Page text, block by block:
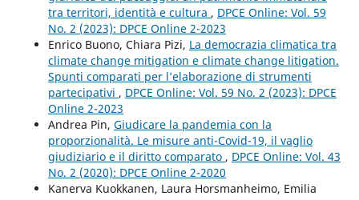
tra territori, identità e cultura , DPCE Online: Vol. 59
No. 2 (2023): DPCE Online 2-2023
Enrico Buono, Chiara Pizi, La democrazia climatica tra
climate change mitigation e climate change litigation.
Spunti comparati per l’elaborazione di strumenti
partecipativi , DPCE Online: Vol. 59 No. 2 (2023): DPCE
Online 2-2023
Andrea Pin, Giudicare la pandemia con la
proporzionalità. Le misure anti-Covid-19, il vaglio
giudiziario e il diritto comparato , DPCE Online: Vol. 43
No. 2 (2020): DPCE Online 2-2020
Kanerva Kuokkanen, Laura Horsmanheimo, Emilia